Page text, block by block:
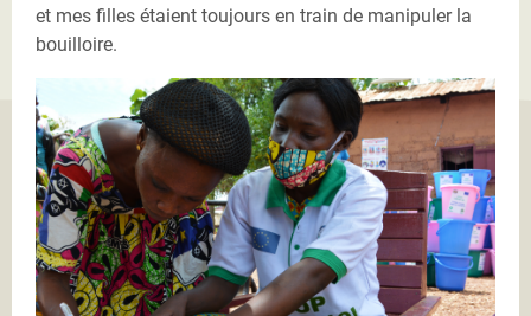
et mes filles étaient toujours en train de manipuler la
bouilloire.
25092020 - Larissa Binguimale Bégoua.JPG